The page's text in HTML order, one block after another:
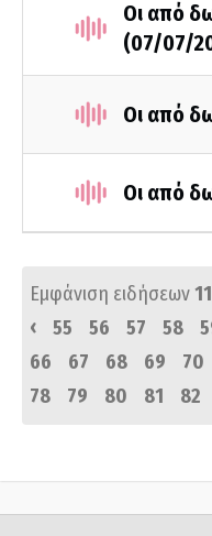
Οι από
(07/07/
Οι από
Οι από
Εμφάνιση ειδήσεων
‹
55 56 57 58
66
67 68 69 70
78
79 80 81 82